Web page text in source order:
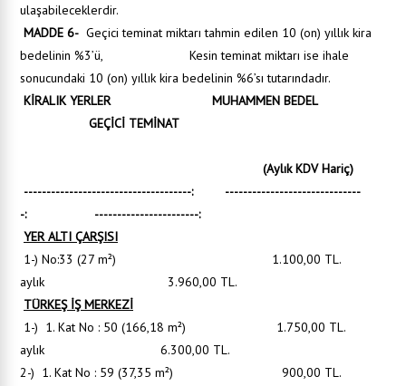
ulaşabileceklerdir.
MADDE 6- Geçici teminat miktarı tahmin edilen 10 (on) yıllık kira
bedelinin %3’ü, Kesin teminat miktarı ise ihale
sonucundaki 10 (on) yıllık kira bedelinin %6’sı tutarındadır.
KİRALIK YERLER MUHAMMEN BEDEL
GEÇİCİ TEMİNAT
(Aylık KDV Hariç)
-------------------------------------: ------------------------------
-: -----------------------:
YER ALTI ÇARŞISI
1-) No:33 (27 m²) 1.100,00 TL.
aylık 3.960,00 TL.
TÜRKEŞ İŞ MERKEZİ
1-) 1. Kat No : 50 (166,18 m²) 1.750,00 TL.
aylık 6.300,00 TL.
2-) 1. Kat No : 59 (37,35 m²) 900,00 TL.